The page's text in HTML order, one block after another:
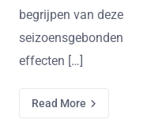
begrijpen van deze
seizoensgebonden
effecten […]
Read More